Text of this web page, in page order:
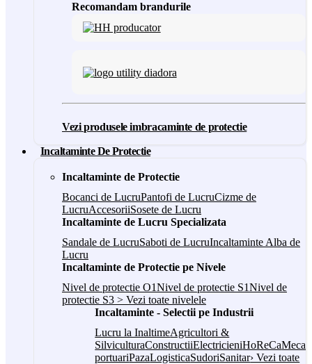
Recomandam brandurile
Vezi produsele imbracaminte de protectie
Incaltaminte De Protectie
Incaltaminte de Protectie
Bocanci de LucruPantofi de LucruCizme de
LucruAccesoriiSosete de Lucru
Incaltaminte de Lucru Specializata
Sandale de LucruSaboti de LucruIncaltaminte Alba de
Lucru
Incaltaminte de Protectie pe Nivele
Nivel de protectie O1Nivel de protectie S1Nivel de
protectie S3 > Vezi toate nivelele
Incaltaminte - Selectii pe Industrii
Lucru la InaltimeAgricultori &
SilviculturaConstructiiElectricieniHoReCa
portuariPazaLogisticaSudoriSanitar› Vezi toate